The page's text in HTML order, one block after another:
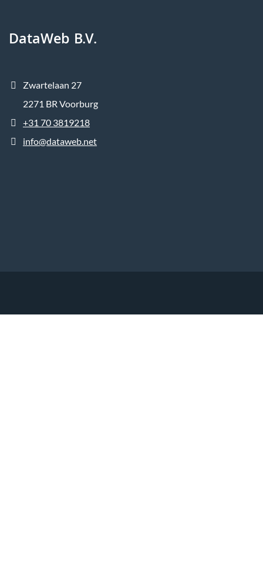
DataWeb B.V.
Zwartelaan 27
2271 BR Voorburg
+31 70 3819218
info@dataweb.net